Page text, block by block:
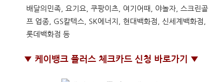
배달의민족, 요기요, 쿠팡이츠, 여기어때, 야놀자, 스크린골
프 업종, GS칼텍스, SK에너지, 현대백화점, 신세계백화점,
롯데백화점 등
▼ 케이뱅크 플러스 체크카드 신청 바로가기 ▼